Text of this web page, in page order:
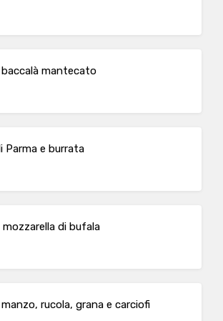
mantecato
Parma e burrata
di bufala
rucola, grana e carciofi